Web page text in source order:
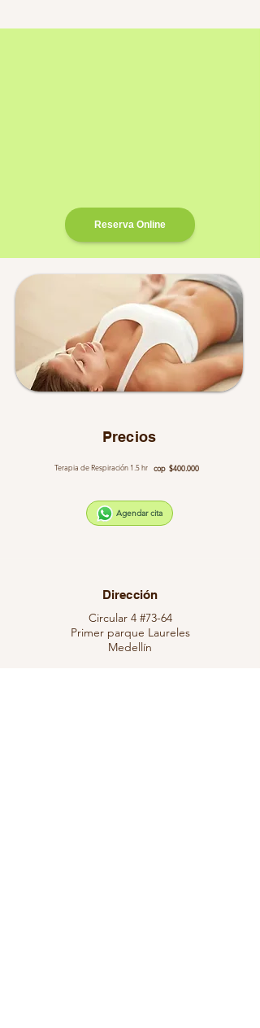
Reserva Online
Precios
cop $400.000
Terapia de Respiración 1.5 hr
Agendar cita
Dirección
Circular 4 #73-64
Primer parque Laureles
Medellín